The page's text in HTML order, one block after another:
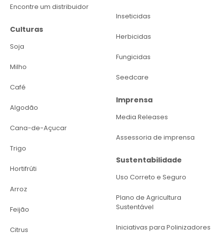
Encontre um distribuidor
Culturas
Soja
Milho
Café
Algodão
Cana-de-Açucar
Trigo
Hortifrúti
Arroz
Feijão
Citrus
Inseticidas
Herbicidas
Fungicidas
Seedcare
Imprensa
Media Releases
Assessoria de imprensa
Sustentabilidade
Uso Correto e Seguro
Plano de Agricultura
Sustentável
Iniciativas para Polinizadores